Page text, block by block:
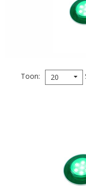
Toon 20